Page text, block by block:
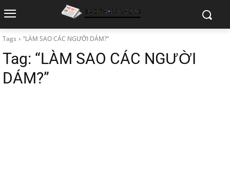
Tags “LÀM SAO CÁC NGƯỜI DÁM?”
Tag: “LÀM SAO CÁC NGƯỜI
DÁM?”